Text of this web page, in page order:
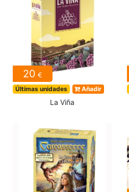
20 €
Últimas unidades Añadir
La Viña